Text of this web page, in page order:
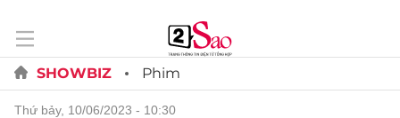
SHOWBIZ Phim
thứ bảy, 10/06/2023 - 10:30